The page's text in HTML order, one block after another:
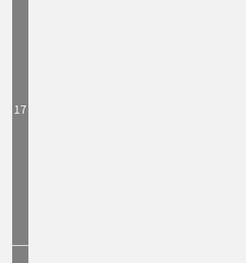
17